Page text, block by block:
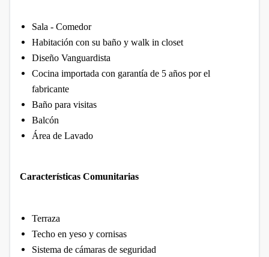
Sala - Comedor
Habitación con su baño y walk in closet
Diseño Vanguardista
Cocina importada con garantía de 5 años por el
fabricante
Baño para visitas
Balcón
Área de Lavado
Características Comunitarias
Terraza
Techo en yeso y cornisas
Sistema de cámaras de seguridad